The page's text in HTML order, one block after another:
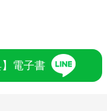
電子書